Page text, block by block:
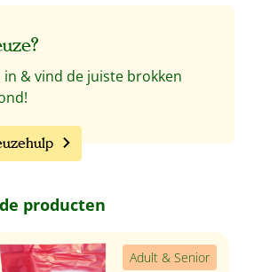
in & vind de juiste brokken
overslaan
producten
Adult & Senior